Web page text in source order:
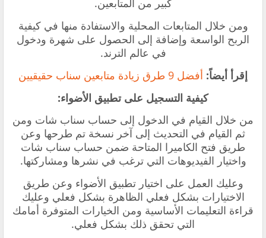
كبير من المتابعين.
ومن خلال المتابعات المحلية والاستفادة منها في كيفية
الربح الواسعة وإضافة إلى الحصول على شهرة ودخول
في عالم الترند.
إقرأ أيضاً: أفضل 9 طرق زيادة متابعين سناب حقيقيين
كيفية التسجيل على تطبيق الأضواء:
من خلال القيام في الدخول إلى حساب سناب شات ومن
ثم القيام في التحديث إلى آخر نسخة تم طرحها وعن
طريق فتح الكاميرا المتاحة ضمن حساب سناب شات
واختيار الفيديوهات التي ترغب في نشرها ومشاركتها.
وعليك العمل على اختيار تطبيق الأضواء وعن طريق
الاختيارات بشكل فعلي الظاهرة بشكل فعلي وعليك
قراءة التعليمات الأساسية ومن الخيارات المتوفرة أمامك
التي تحقق ذلك بشكل فعلي.